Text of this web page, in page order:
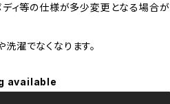
ディ等の仕様が多少変更となる場合が
濯でなくなります。
available